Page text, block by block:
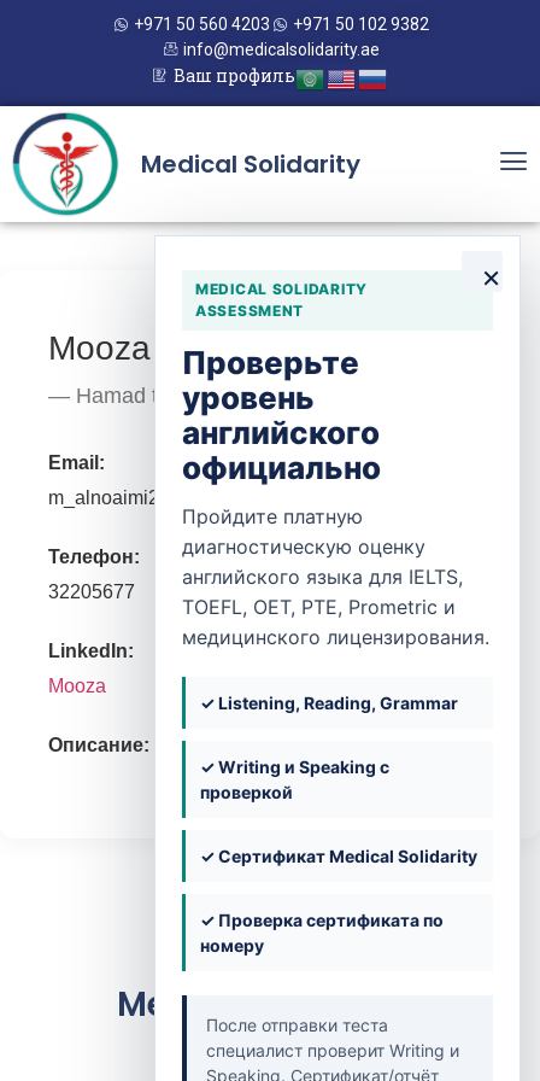
+971 50 560 4203
+971 50 102 9382
info@medicalsolidarity.ae
Ваш профиль
Medical Solidarity
×
MEDICAL SOLIDARITY
ASSESSMENT
Проверьте
уровень
английского
официально
Пройдите платную
диагностическую оценку
английского языка для IELTS,
TOEFL, OET, PTE, Prometric и
медицинского лицензирования.
✓ Listening, Reading, Grammar
✓ Writing и Speaking с
проверкой
✓ Сертификат Medical Solidarity
✓ Проверка сертификата по
номеру
После отправки теста
специалист проверит Writing и
Speaking. Сертификат/отчёт
Mooza nabeel alnoaimi
— Hamad town
Email:
m_alnoaimi25@outlook.com
Телефон:
32205677
LinkedIn:
Mooza
Описание:
Medical Solidarity